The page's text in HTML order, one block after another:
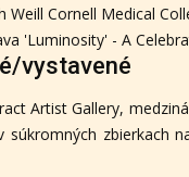
Cornell Medical
'Luminosity' - A
vystavené
Artist Gallery,
zbierkach